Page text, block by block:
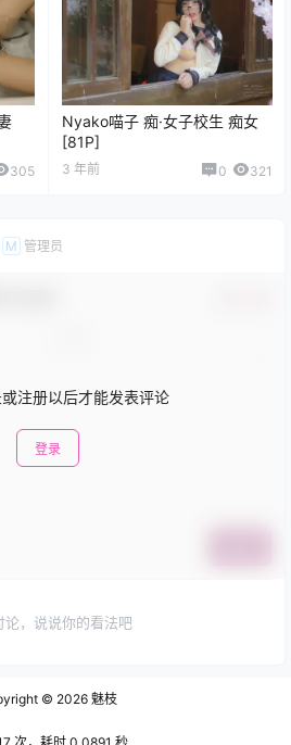
305
Nyako喵子 痴·女子校生 痴女
[81P]
3 年前 0 321
M 管理员
注册以后才能发表评论
登录
论，说说你的看法吧
© 2026 魅枝